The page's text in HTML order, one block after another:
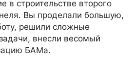
в строительстве второго
Вы проделали большую,
решили сложные
внесли весомый
БАМа.